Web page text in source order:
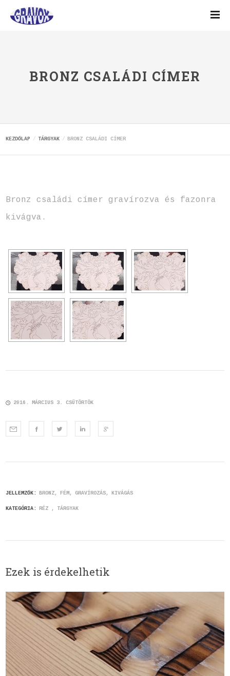
BRONZ CSALÁDI CÍMER
KEZDŐLAP TÁRGYAK BRONZ CSALÁDI CÍMER
Bronz családi címer gravírozva és fazonra
kivágva.
2016. MÁRCIUS 3. CSÜTÖRTÖK
JELLEMZŐK: BRONZ FÉM GRAVÍROZÁS KIVÁGÁS
KATEGÓRIA: RÉZ TÁRGYAK
Ezek is érdekelhetik